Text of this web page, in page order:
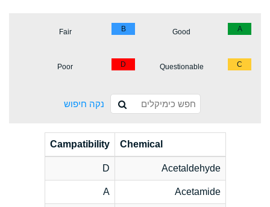
A
Good
B
Fair
C
Questionable
D
Poor
נקה חיפוש
Chemical
Campatibility
Acetaldehyde
D
Acetamide
A